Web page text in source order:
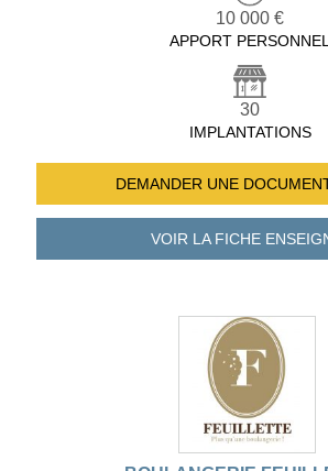
10 000 €
APPORT
30
IMPLANTATIONS
DEMANDER UNE
VOIR LA FICHE